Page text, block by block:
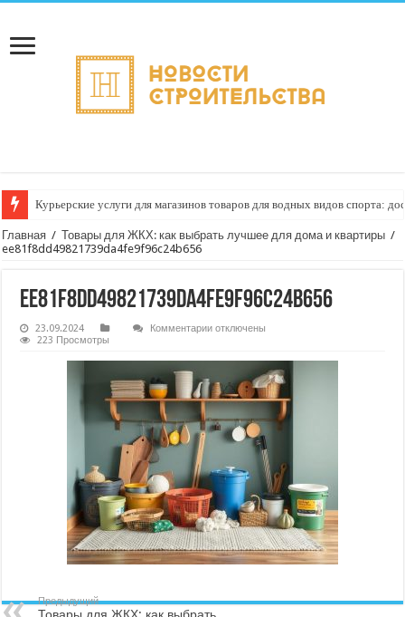
Курьерские услуги для магазинов товаров для водных видов спорта:
Главная / Товары для ЖКХ: как выбрать лучшее для дома и квартиры /
ee81f8dd49821739da4fe9f96c24b656
ee81f8dd49821739da4fe9f96c24b656
23.09.2024 Комментариикотключены
223 Просмотры
Предыдущий